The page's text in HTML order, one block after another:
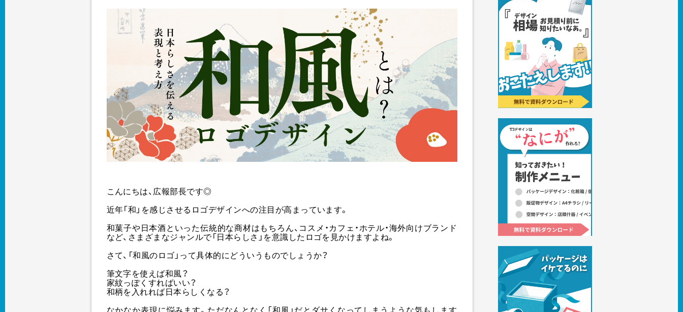
こんにちは、広報部長です◎
近年「和」を感じさせるロゴデザインへの注目が高まっています。
和菓子や日本酒といった伝統的な商材はもちろん、コスメ・カフェ・ホテル・海外向けブランド
など、さまざまなジャンルで「日本らしさ」を意識したロゴを見かけますよね。
さて、「和風のロゴ」って具体的にどういうものでしょうか？
筆文字を使えば和風？
家紋っぽくすればいい？
和柄を入れれば日本らしくなる？